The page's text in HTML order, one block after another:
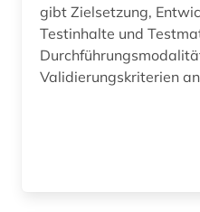
sozialpolitik (1)
sozialpsychologie (2)
sozialverwaltung (1)
gibt Zielsetzung,
Testinhalte und
Validierungskriterien